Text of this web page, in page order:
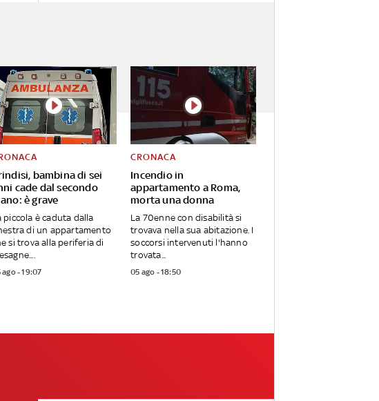
bambina di sei
cade dal secondo
è grave
piccola è caduta dalla
di un appartamento
si trova alla periferia di
ago - 19:07
Incendio in
appartamento a Roma,
morta una donna
CRONACA
La 70enne con disabilità si
trovava nella sua abitazione. I
soccorsi intervenuti l'hanno
trovata...
05 ago - 18:50